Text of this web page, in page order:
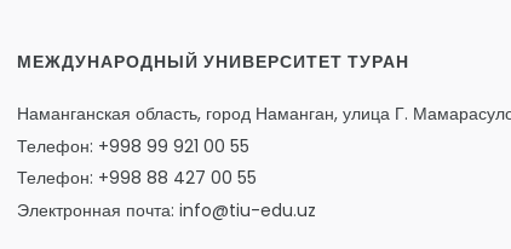
МЕЖДУНАРОДНЫЙ УНИВЕРСИТЕТ ТУРАН
Наманганская область, город Наманган, улица Г.
Телефон: +998 99 921 00 55
Телефон: +998 88 427 00 55
Электронная почта: info@tiu-edu.uz